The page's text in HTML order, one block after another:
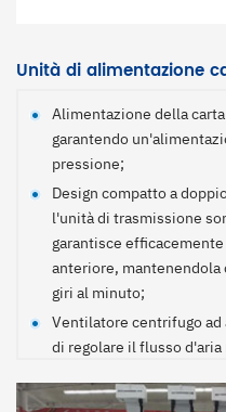
Unità di alimentazione
Alimentazione della
garantendo
pressione;
Design compatto a
l'unità di trasmissione
garantisce
anteriore, mantenendola
giri al minuto;
Ventilatore centrifugo ad
di regolare il flusso
della carta;